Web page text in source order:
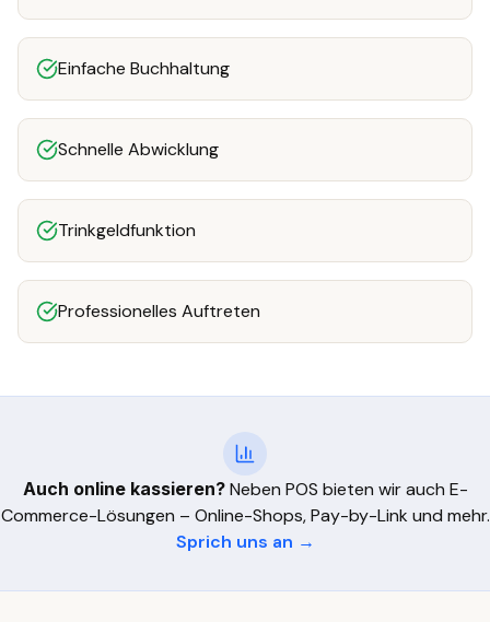
Einfache Buchhaltung
Schnelle Abwicklung
Trinkgeldfunktion
Professionelles Auftreten
Auch online kassieren? Neben POS bieten wir auch E-
Commerce-Lösungen – Online-Shops, Pay-by-Link und mehr.
Sprich uns an →